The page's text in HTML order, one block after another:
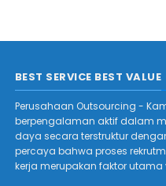
BEST SERVICE BEST VALUE
Perusahaan Outsourcing -
berpengalaman aktif dalam
daya secara terstruktur
percaya bahwa proses
kerja merupakan faktor